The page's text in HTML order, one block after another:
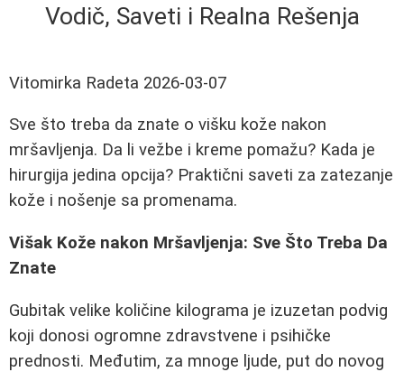
Vodič, Saveti i Realna Rešenja
Vitomirka Radeta 2026-03-07
Sve što treba da znate o višku kože nakon
mršavljenja. Da li vežbe i kreme pomažu? Kada je
hirurgija jedina opcija? Praktični saveti za zatezanje
kože i nošenje sa promenama.
Višak Kože nakon Mršavljenja: Sve Što Treba Da
Znate
Gubitak velike količine kilograma je izuzetan podvig
koji donosi ogromne zdravstvene i psihičke
prednosti. Međutim, za mnoge ljude, put do novog